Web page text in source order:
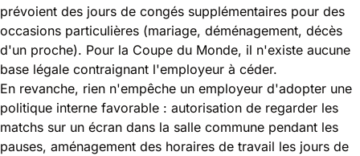
prévoient des jours de congés supplémentaires pour des
occasions particulières (mariage, déménagement, décès
d'un proche). Pour la Coupe du Monde, il n'existe aucune
base légale contraignant l'employeur à céder.
En revanche, rien n'empêche un employeur d'adopter une
politique interne favorable : autorisation de regarder les
matchs sur un écran dans la salle commune pendant les
pauses, aménagement des horaires de travail les jours de